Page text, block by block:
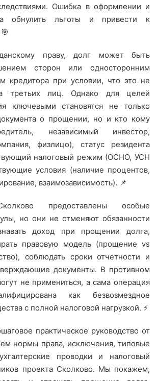
Ошибка в оформлении и
обнулить льготы и привести к
праву, долг может быть
сторон или односторонним
кредитора при условии, что это не
третьих лиц. Однако для целей
ключевыми становятся не только
о прощении, но и кто кому
независимый инвестор,
физлицо), статус резидента
налоговый режим (ОСНО, УСН
условия (наличие процентов,
взаимозависимость). 📌
предоставлены особые
но они не отменяют обязанности
доход при прощении долга,
правовую модель (прощение vs
соблюдать сроки отчетности и
документы. В противном
не примениться, а сама операция
как безвозмездное
с полной налоговой нагрузкой. ⚡
практическое руководство от
нормы права, исключения, типовые
проводки и налоговый
проекта Сколково. Мы покажем,